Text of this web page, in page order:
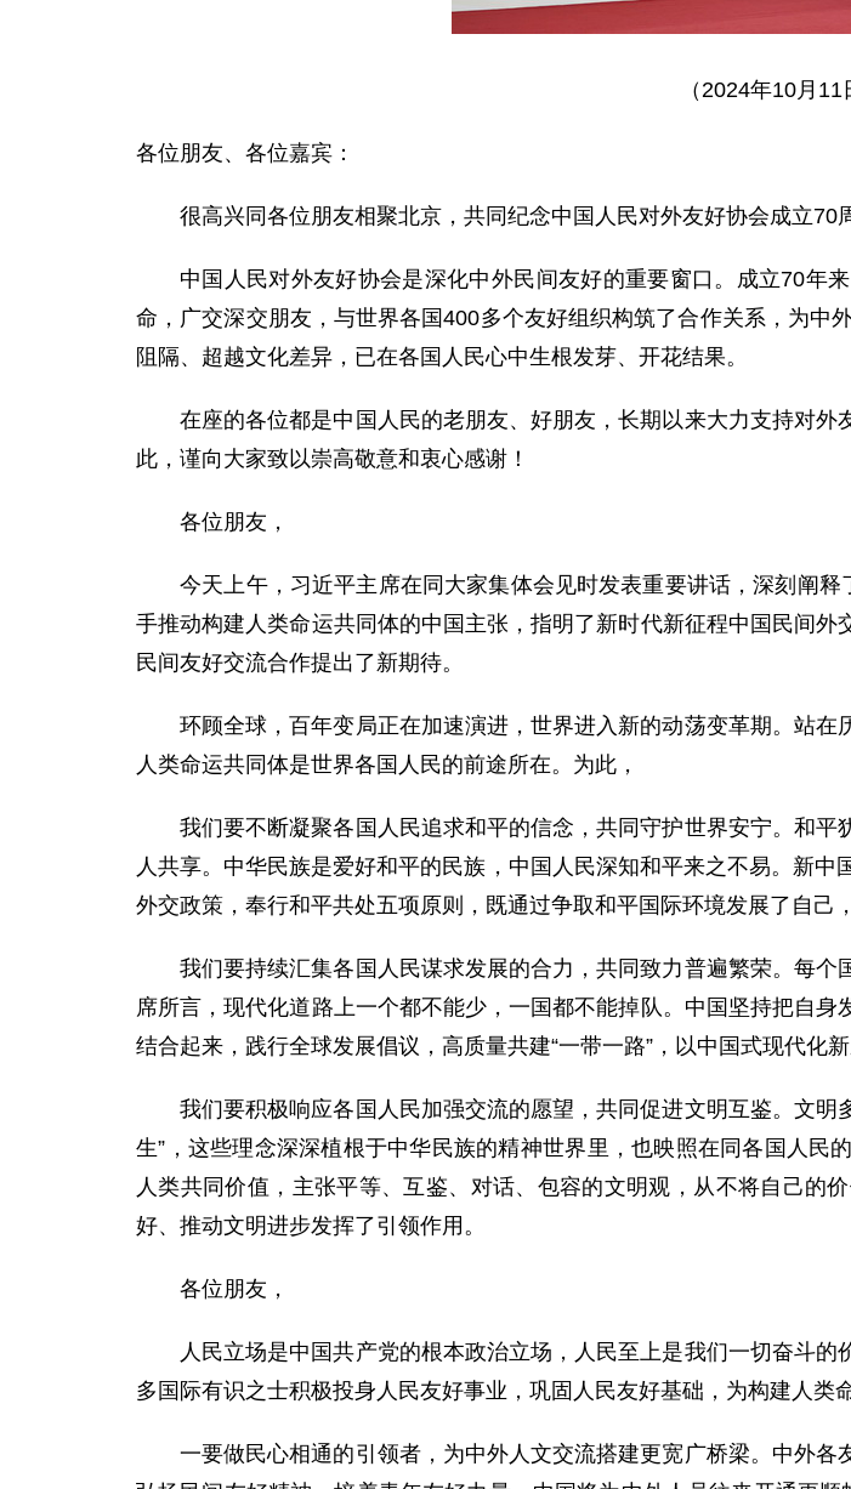
（2024年10月11
各位朋友、各位嘉宾：
很高兴同各位朋友相聚北京，共同纪念中国人民对外友好协会成立70
中国人民对外友好协会是深化中外民间友好的重要窗口。成立70年
命，广交深交朋友，与世界各国400多个友好组织构筑了合作关系，为
阻隔、超越文化差异，已在各国人民心中生根发芽、开花结果。
在座的各位都是中国人民的老朋友、好朋友，长期以来大力支持对
此，谨向大家致以崇高敬意和衷心感谢！
各位朋友，
今天上午，习近平主席在同大家集体会见时发表重要讲话，深刻阐
手推动构建人类命运共同体的中国主张，指明了新时代新征程中国民间
民间友好交流合作提出了新期待。
环顾全球，百年变局正在加速演进，世界进入新的动荡变革期。站
人类命运共同体是世界各国人民的前途所在。为此，
我们要不断凝聚各国人民追求和平的信念，共同守护世界安宁。和
人共享。中华民族是爱好和平的民族，中国人民深知和平来之不易。新
外交政策，奉行和平共处五项原则，既通过争取和平国际环境发展了自己
我们要持续汇集各国人民谋求发展的合力，共同致力普遍繁荣。每
席所言，现代化道路上一个都不能少，一国都不能掉队。中国坚持把自
结合起来，践行全球发展倡议，高质量共建“一带一路”，以中国式现代化
我们要积极响应各国人民加强交流的愿望，共同促进文明互鉴。文明
生”，这些理念深深植根于中华民族的精神世界里，也映照在同各国人
人类共同价值，主张平等、互鉴、对话、包容的文明观，从不将自己的
好、推动文明进步发挥了引领作用。
各位朋友，
人民立场是中国共产党的根本政治立场，人民至上是我们一切奋斗
多国际有识之士积极投身人民友好事业，巩固人民友好基础，为构建人类
一要做民心相通的引领者，为中外人文交流搭建更宽广桥梁。中外